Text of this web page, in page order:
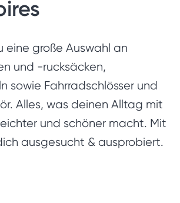
eine große Auswahl an
und -rucksäcken,
sowie Fahrradschlösser und
Alles, was deinen Alltag mit
und schöner macht. Mit
ausgesucht & ausprobiert.